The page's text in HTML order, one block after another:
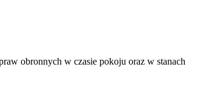
obronnych w czasie pokoju oraz w stanach